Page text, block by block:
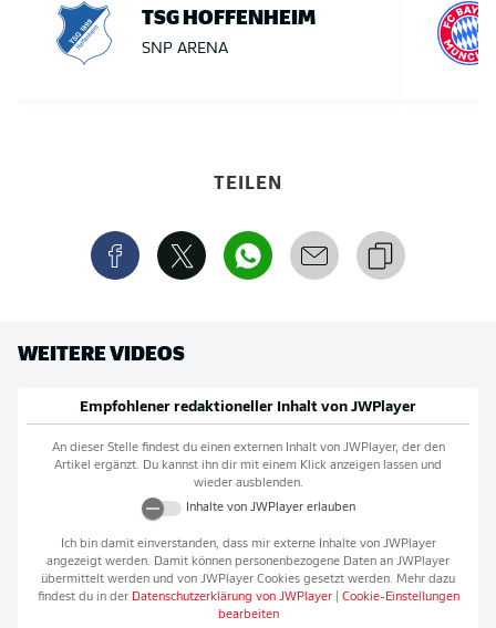
TSG HOFFENHEIM
SNP ARENA
TEILEN
WEITERE VIDEOS
Empfohlener redaktioneller Inhalt von JWPlayer
An dieser Stelle findest du einen externen Inhalt von JWPlayer, der den
Artikel ergänzt. Du kannst ihn dir mit einem Klick anzeigen lassen und
wieder ausblenden.
Inhalte von JWPlayererlauben
Ich bin damit einverstanden, dass mir externe Inhalte von JWPlayer
angezeigt werden. Damit können personenbezogene Daten an JWPlayer
übermittelt werden und von JWPlayer Cookies gesetzt werden. Mehr dazu
findest du in der Datenschutzerklärung von JWPlayer| Cookie-Einstellungen
bearbeiten